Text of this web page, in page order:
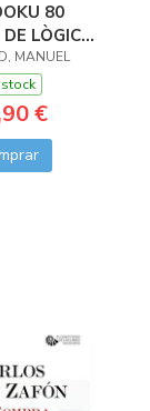
80
LÒGICA
MANUEL
stock
€